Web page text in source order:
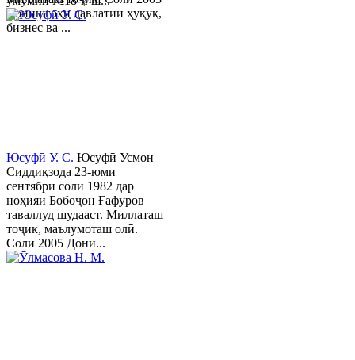
Донишгоҳи давлатии ҳуқуқ,
бизнес ва ...
Юсуфӣ У. C. Юсуфӣ Усмон
Сиддиқзода 23-юми
сентябри соли 1982 дар
ноҳияи Бобоҷон Ғафуров
таваллуд шудааст. Миллаташ
тоҷик, маълумоташ олӣ.
Соли 2005 Дони...